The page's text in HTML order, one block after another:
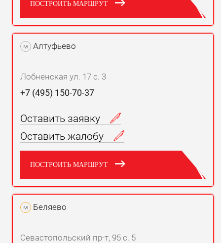
ПОСТРОИТЬ МАРШРУТ
м Алтуфьево
Лобненская ул. 17 с. 3
+7 (495) 150-70-37
Оставить заявку
Оставить жалобу
ПОСТРОИТЬ МАРШРУТ
м Беляево
Севастопольский пр-т, 95 с. 5